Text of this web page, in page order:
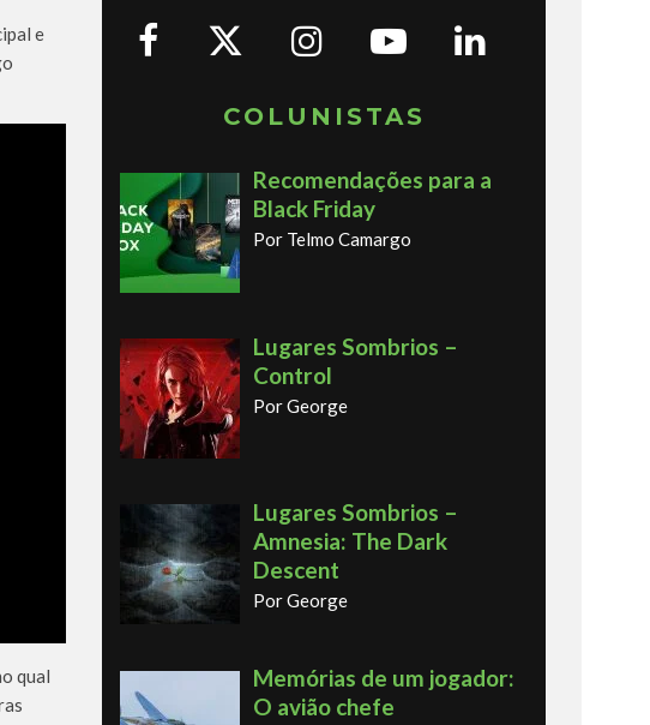
e
qual
COLUNISTAS
Recomendações para a
Black Friday
Por Telmo Camargo
Lugares Sombrios –
Control
Por George
Lugares Sombrios –
Amnesia: The Dark
Descent
Por George
Memórias de um jogador:
O avião chefe